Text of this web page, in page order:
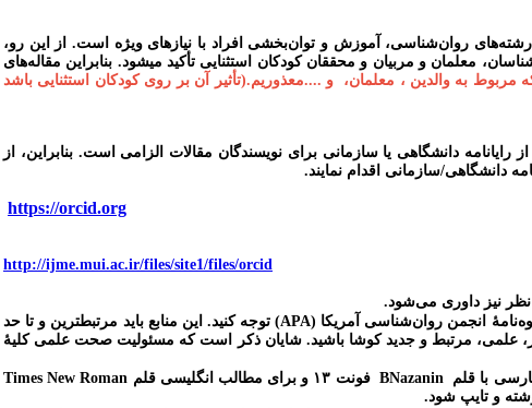
روان‌شناسی، آموزش و توان‌بخشی افراد با نیازهای ویژه است. از این رو،
معلمان و مربیان و محققان کودکان استثنایی تأکید می‏شود. بنابراین مقاله‌های
مربوط به والدین ، معلمان، و ....معذوریم.(تأثیر آن بر روی کودکان استثنایی باشد
رایانامه دانشگاهی یا سازمانی برای نویسندگان مقالات الزامی است. بنابراین، از
دانشگاهی/سازمانی اقدام نمایند.
https://orcid.org
http://ijme.mui.ac.ir/files/site1/files/orcid
نظر نیز داوری می‌شود.
انجمن روان‌شناسی آمریکا (APA) توجه کنید. این منابع باید مرتبط‏ترین و تا حد
. شایان ذکر است که مسئولیت صحت علمی کلیۀ
با قلمBNazanin فونت ۱۳ و برای مطالب انگلیسی قلم
Times New Roman